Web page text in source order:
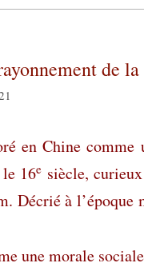
de
en Chine
16e siècle,
Décrié à l’époque
une morale